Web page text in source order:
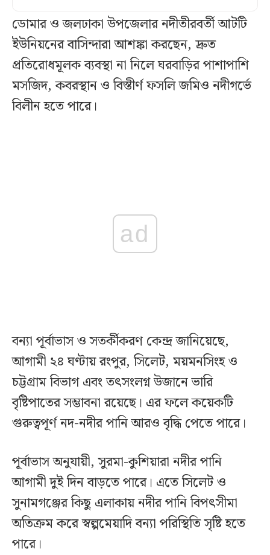
ডোমার ও জলঢাকা উপজেলার নদীতীরবর্তী আটটি
ইউনিয়নের বাসিন্দারা আশঙ্কা করছেন, দ্রুত
প্রতিরোধমূলক ব্যবস্থা না নিলে ঘরবাড়ির পাশাপাশি
মসজিদ, কবরস্থান ও বিস্তীর্ণ ফসলি জমিও নদীগর্ভে
বিলীন হতে পারে।
ad
বন্যা পূর্বাভাস ও সতর্কীকরণ কেন্দ্র জানিয়েছে,
আগামী ২৪ ঘণ্টায় রংপুর, সিলেট, ময়মনসিংহ ও
চট্টগ্রাম বিভাগ এবং তৎসংলগ্ন উজানে ভারি
বৃষ্টিপাতের সম্ভাবনা রয়েছে। এর ফলে কয়েকটি
গুরুত্বপূর্ণ নদ-নদীর পানি আরও বৃদ্ধি পেতে পারে।
পূর্বাভাস অনুযায়ী, সুরমা-কুশিয়ারা নদীর পানি
আগামী দুই দিন বাড়তে পারে। এতে সিলেট ও
সুনামগঞ্জের কিছু এলাকায় নদীর পানি বিপৎসীমা
অতিক্রম করে স্বল্পমেয়াদি বন্যা পরিস্থিতি সৃষ্টি হতে
পারে।